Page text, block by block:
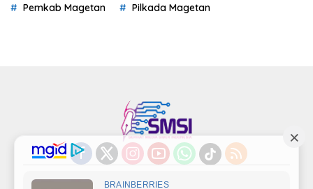
Pemkab Magetan Pilkada Magetan